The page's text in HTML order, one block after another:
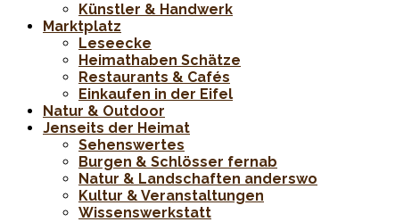
Künstler & Handwerk
Marktplatz
Leseecke
Heimathaben Schätze
Restaurants & Cafés
Einkaufen in der Eifel
Natur & Outdoor
Jenseits der Heimat
Sehenswertes
Burgen & Schlösser fernab
Natur & Landschaften anderswo
Kultur & Veranstaltungen
Wissenswerkstatt